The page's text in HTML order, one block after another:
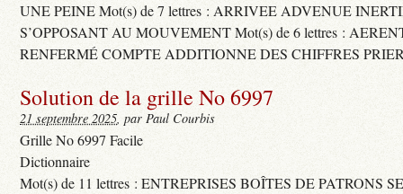
UNE PEINE Mot(s) de 7 lettres : ARRIVEE ADVENUE
S’OPPOSANT AU MOUVEMENT Mot(s) de 6 lettres :
RENFERMÉ COMPTE ADDITIONNE DES CHIFFRES
Solution de la grille No 6997
21 septembre 2025, par Paul Courbis
Grille No 6997 Facile
Dictionnaire
Mot(s) de 11 lettres : ENTREPRISES BOÎTES DE PATRONS